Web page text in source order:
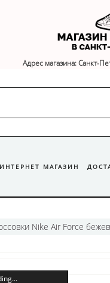
Адрес магазина: Санкт-
МАГАЗИН
Nike Air Force